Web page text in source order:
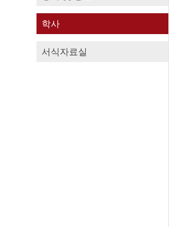
학사
서식자료실